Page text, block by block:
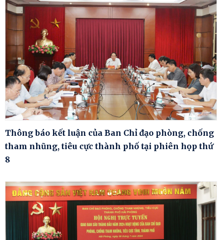
Thông báo kết luận của Ban Chỉ đạo phòng, chống
tham nhũng, tiêu cực thành phố tại phiên họp thứ
8